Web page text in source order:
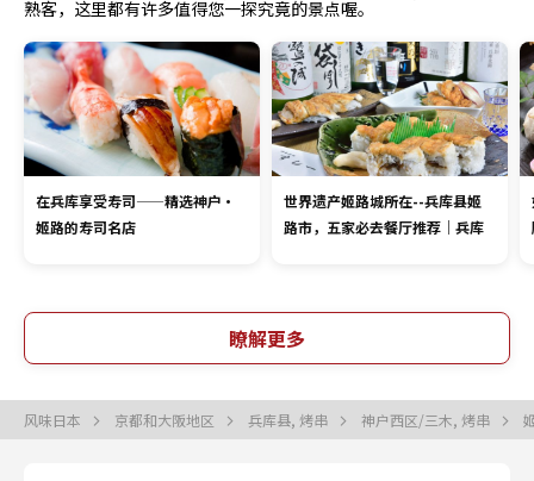
熟客，这里都有许多值得您一探究竟的景点喔。
在兵库享受寿司——精选神户・
姬路的寿司名店
世界遗产姬路城所在--兵库县姬
路市，五家必去餐厅推荐｜兵库
瞭解更多
风味日本 京都和大阪地区 兵库县, 烤串 神户西区/三木, 烤串